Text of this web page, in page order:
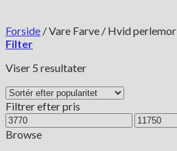
Forside /Vare Farve / Hvid perlemor
Filter
Viser 5 resultaterSorteret
popularitet
Filtrer efter pris
Mindste
pris
Højeste
pris
Browse